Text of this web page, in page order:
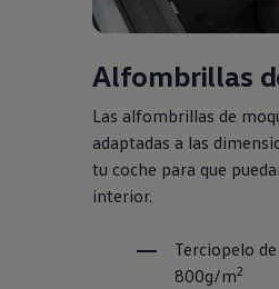
Asistencia en carretera
Servicios de movilidad
Beneficios del taller oficial
Rent-a-Car
digitales
Buscar servicios para tu modelo
Volkswagen Apps, inicio de sesión
Conectar el móvil con el vehículo
Actualizaciones del software, los
y reparaciones
Aceite y líquidos del motor
Alfombrillas
Las alfombrillas de
adaptadas a las
tu coche para que
interior.
Terciopelo
800g/m2